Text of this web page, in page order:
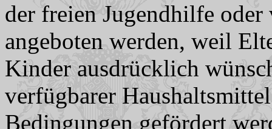
der freien Jugendhilfe
angeboten werden, weil
Kinder ausdrücklich
verfügbarer
Bedingungen gefördert